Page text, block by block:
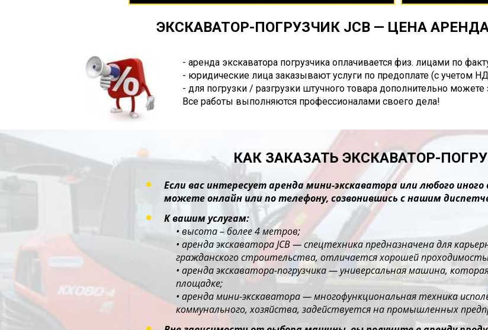
ЭКСКАВАТОР-ПОГРУЗЧИК JCB — ЦЕНА
- аренда экскаватора погрузчика оплачивается физ. лицами по
- юридические лица заказывают услуги по предоплате (с учетом
- для погрузки / разгрузки штучного товара дополнительно можете
Все работы выполняются профессионалами своего дела!
КАК ЗАКАЗАТЬ ЭКСКАВАТОР-
Если вас интересует аренда мини-экскаватора или любого
можете онлайн или по телефону, созвонившись с нашим
К вашим услугам:
• высота – более 4 метров;
• аренда экскаватора JCB — спецтехника предназначена для
гражданского строительства, отличается хорошей
• аренда экскаватора-погрузчика — универсальная машина,
площадке;
• аренда мини-экскаватора — многофункциональная техника
коммунального, хозяйства, задействуется на промышленных